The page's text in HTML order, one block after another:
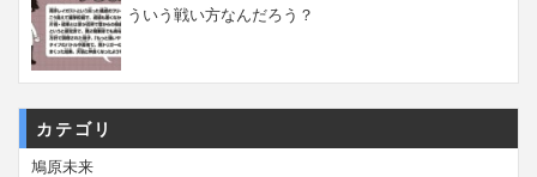
ういう戦い方なんだろう？
カテゴリ
鳩原未来